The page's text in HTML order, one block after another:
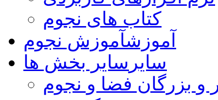
کتاب های نجوم
آموزشآموزش نجوم
سایر سایر بخش ها
و بزرگان فضا و نجوم